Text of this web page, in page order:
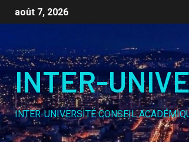
août 7, 2026
INTER-
INTER-UNIVERSITÉ CONSEIL